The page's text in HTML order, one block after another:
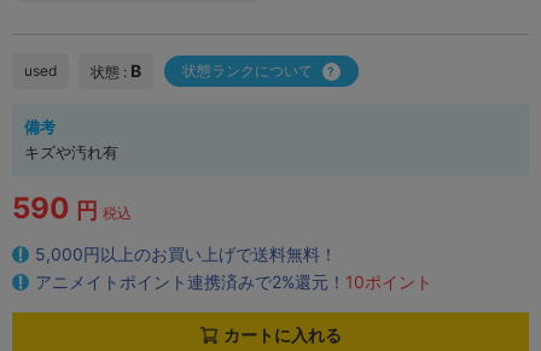
used 状態 : B 状態ランクについて
備考
キズや汚れ有
590 円 税込
5,000円以上のお買い上げで送料無料！
アニメイトポイント連携済みで2%還元！ 10ポイント
カートに入れる